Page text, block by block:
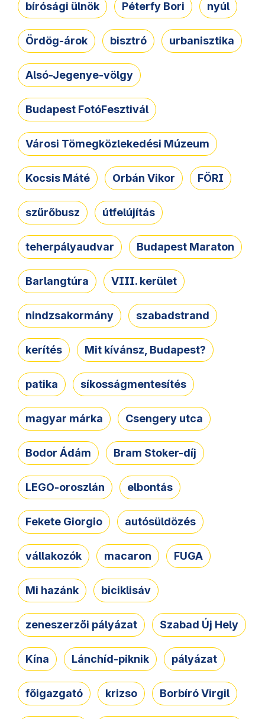
bírósági ülnök Péterfy Bori nyúl
Ördög-árok bisztró urbanisztika
Alsó-Jegenye-völgy
Budapest FotóFesztivál
Városi Tömegközlekedési Múzeum
Kocsis Máté Orbán Vikor FÖRI
szűrőbusz útfelújítás
teherpályaudvar Budapest Maraton
Barlangtúra VIII. kerület
nindzsakormány szabadstrand
kerítés Mit kívánsz, Budapest?
patika síkosságmentesítés
magyar márka Csengery utca
Bodor Ádám Bram Stoker-díj
LEGO-oroszlán elbontás
Fekete Giorgio autósüldözés
vállakozók macaron FUGA
Mi hazánk biciklisáv
zeneszerzői pályázat Szabad Új Hely
Kína Lánchíd-piknik pályázat
főigazgató krizso Borbíró Virgil